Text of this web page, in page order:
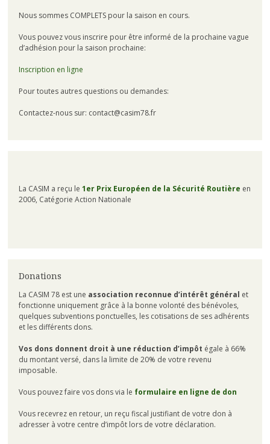
Nous sommes COMPLETS pour la saison en cours.
Vous pouvez vous inscrire pour être informé de la prochaine vague
d’adhésion pour la saison prochaine:
Inscription en ligne
Pour toutes autres questions ou demandes:
Contactez-nous sur: contact@casim78.fr
La CASIM a reçu le 1er Prix Européen de la Sécurité Routière en
2006, Catégorie Action Nationale
Donations
La CASIM 78 est une association reconnue d’intérêt général et
fonctionne uniquement grâce à la bonne volonté des bénévoles,
quelques subventions ponctuelles, les cotisations de ses adhérents
et les différents dons.
Vos dons donnent droit à une réduction d’impôt égale à 66%
du montant versé, dans la limite de 20% de votre revenu
imposable.
Vous pouvez faire vos dons via le formulaire en ligne de don
Vous recevrez en retour, un reçu fiscal justifiant de votre don à
adresser à votre centre d’impôt lors de votre déclaration.